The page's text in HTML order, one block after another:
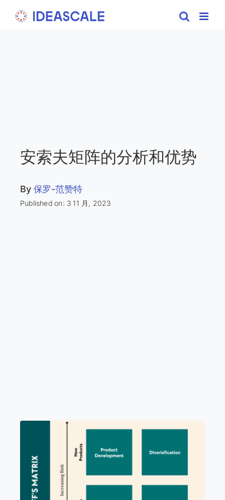
安索夫矩阵的分析和优势
By 保罗-范赞特
Published on: 3 11 月, 2023